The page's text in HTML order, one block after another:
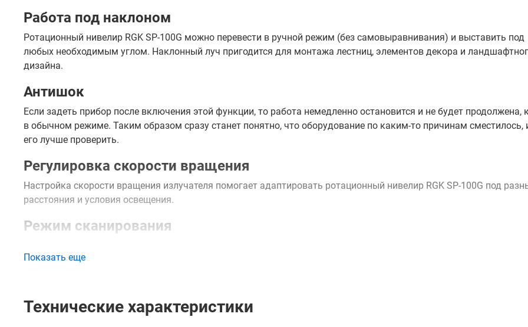
Работа под наклоном
Ротационный нивелир RGK SP-100G можно перевести в ручной режим (без самовыравнивания) и выставить под
любых необходимым углом. Наклонный луч пригодится для монтажа лестниц, элементов декора и
дизайна.
Антишок
Если задеть прибор после включения этой функции, то работа немедленно остановится и не будет продолжена,
в обычном режиме. Таким образом сразу станет понятно, что оборудование по каким-то причинам сместилось,
его лучше проверить.
Регулировка скорости вращения
Настройка скорости вращения излучателя помогает адаптировать ротационный нивелир RGK SP-100G под
расстояния и условия освещения.
Режим сканирования
Можно выбрать один из нескольких вариантов ширины сектора, и не мешать коллегам. Кроме того, есть
Стабильность и точность
Показать еще
Технические характеристики